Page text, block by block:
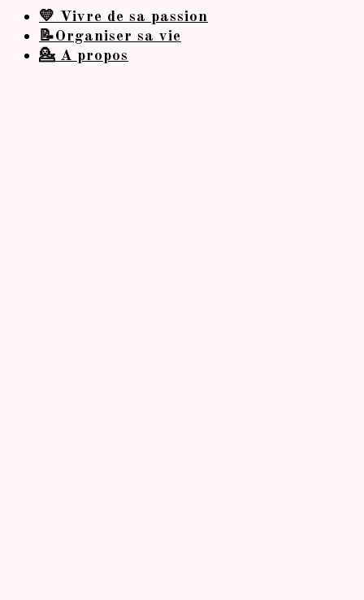
💛 Vivre de sa passion
📝Organiser sa vie
💁 A propos